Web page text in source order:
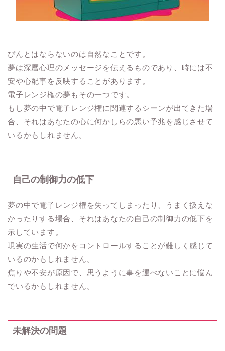
ぴんとはならないのは自然なことです。
夢は深層心理のメッセージを伝えるものであり、時には不
安や心配事を反映することがあります。
電子レンジ権の夢もその一つです。
もし夢の中で電子レンジ権に関連するシーンが出てきた場
合、それはあなたの心に何かしらの悪い予兆を感じさせて
いるかもしれません。
自己の制御力の低下
夢の中で電子レンジ権を失ってしまったり、うまく扱えな
かったりする場合、それはあなたの自己の制御力の低下を
示しています。
現実の生活で何かをコントロールすることが難しく感じて
いるのかもしれません。
焦りや不安が原因で、思うように事を運べないことに悩ん
でいるかもしれません。
未解決の問題